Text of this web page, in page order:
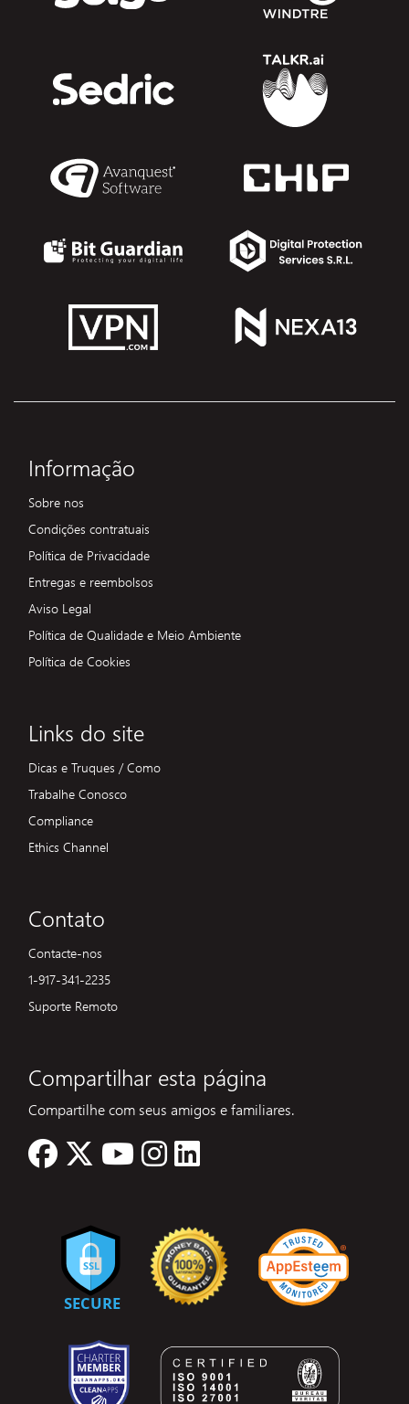
Informação
Sobre nos
Condições contratuais
Política de Privacidade
Entregas e reembolsos
Aviso Legal
Política de Qualidade e Meio Ambiente
Política de Cookies
Links do site
Dicas e Truques / Como
Trabalhe Conosco
Compliance
Ethics Channel
Contato
Contacte-nos
1-917-341-2235
Suporte Remoto
Compartilhar esta página
Compartilhe com seus amigos e familiares.